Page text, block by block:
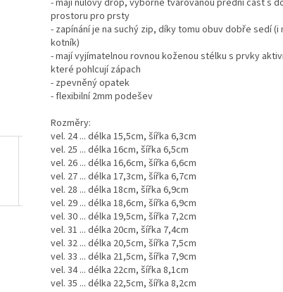
- mají nulový drop, výborně tvarovanou přední část s
prostoru pro prsty
- zapínání je na suchý zip, díky tomu obuv dobře sedí (i
kotník)
- mají vyjímatelnou rovnou koženou stélku s prvky
které pohlcují zápach
- zpevněný opatek
- flexibilní 2mm podešev
Rozměry:
vel. 24 ... délka 15,5cm, šířka 6,3cm
vel. 25 ... délka 16cm, šířka 6,5cm
vel. 26 ... délka 16,6cm, šířka 6,6cm
vel. 27 ... délka 17,3cm, šířka 6,7cm
vel. 28 ... délka 18cm, šířka 6,9cm
vel. 29 ... délka 18,6cm, šířka 6,9cm
vel. 30 ... délka 19,5cm, šířka 7,2cm
vel. 31 ... délka 20cm, šířka 7,4cm
vel. 32 ... délka 20,5cm, šířka 7,5cm
vel. 33 ... délka 21,5cm, šířka 7,9cm
vel. 34 ... délka 22cm, šířka 8,1cm
vel. 35 ... délka 22,5cm, šířka 8,2cm